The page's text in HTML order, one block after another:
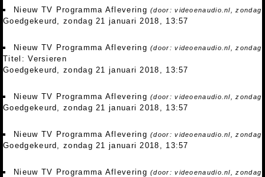
Nieuw TV Programma Aflevering(door: videoenaudio.nl, zondag
Goedgekeurd, zondag 21 januari 2018, 13:57
Nieuw TV Programma Aflevering(door: videoenaudio.nl, zondag
Titel: Versieren
Goedgekeurd, zondag 21 januari 2018, 13:57
Nieuw TV Programma Aflevering(door: videoenaudio.nl, zondag
Goedgekeurd, zondag 21 januari 2018, 13:57
Nieuw TV Programma Aflevering(door: videoenaudio.nl, zondag
Goedgekeurd, zondag 21 januari 2018, 13:57
Nieuw TV Programma Aflevering(door: videoenaudio.nl, zondag